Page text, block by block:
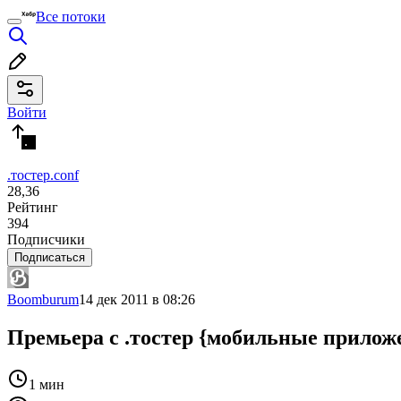
Все потоки
Войти
.тостер.conf
28,36
Рейтинг
394
Подписчики
Подписаться
Boomburum14 дек 2011 в 08:26
Премьера с .тостер {мобильные
1 мин